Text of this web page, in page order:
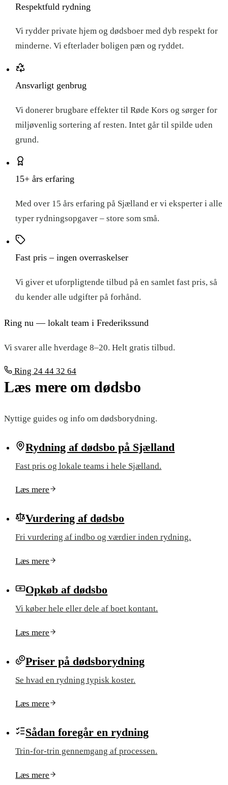
Respektfuld rydning
Vi rydder private hjem og dødsboer med dyb respekt for
minderne. Vi efterlader boligen pæn og ryddet.
Ansvarligt genbrug
Vi donerer brugbare effekter til Røde Kors og sørger for
miljøvenlig sortering af resten. Intet går til spilde uden
grund.
15+ års erfaring
Med over 15 års erfaring på Sjælland er vi eksperter i alle
typer rydningsopgaver – store som små.
Fast pris – ingen overraskelser
Vi giver et uforpligtende tilbud på en samlet fast pris, så
du kender alle udgifter på forhånd.
Ring nu — lokalt team i Frederikssund
Vi svarer alle hverdage 8–20. Helt gratis tilbud.
Ring 24 44 32 64
Læs mere om dødsbo
Nyttige guides og info om dødsborydning.
Rydning af dødsbo på Sjælland
Fast pris og lokale teams i hele Sjælland.
Læs mere
Vurdering af dødsbo
Fri vurdering af indbo og værdier inden rydning.
Læs mere
Opkøb af dødsbo
Vi køber hele eller dele af boet kontant.
Læs mere
Priser på dødsborydning
Se hvad en rydning typisk koster.
Læs mere
Sådan foregår en rydning
Trin-for-trin gennemgang af processen.
Læs mere